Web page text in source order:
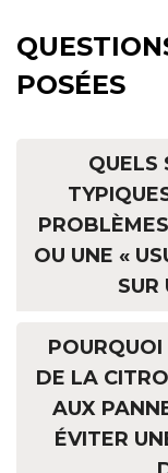
POSÉES
QUELS
OU UNE «
SUR
DE LA
AUX
ÉVITER